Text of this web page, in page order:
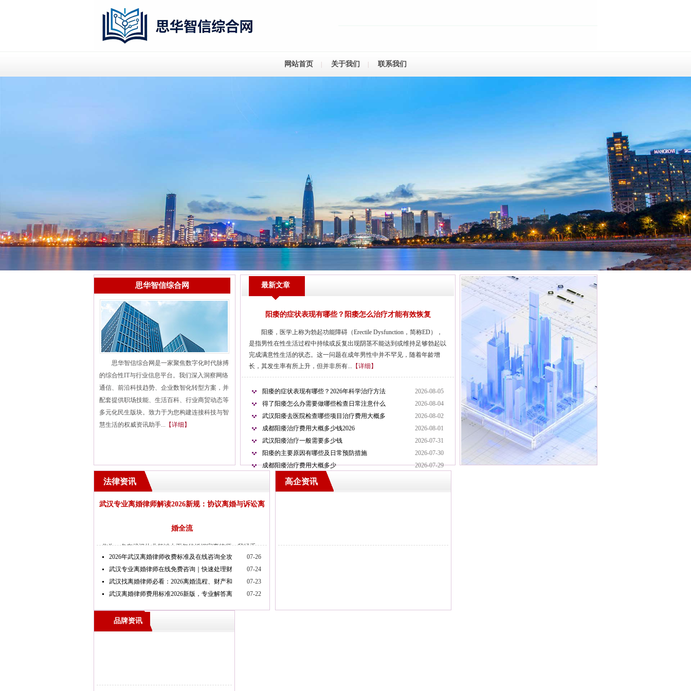
网站首页 关于我们 联系我们
思华智信综合网
思华智信综合网是一家聚焦数字化时代脉搏
的综合性IT与行业信息平台。我们深入洞察网络
通信、前沿科技趋势、企业数智化转型方案，并
配套提供职场技能、生活百科、行业商贸动态等
多元化民生版块。致力于为您构建连接科技与智
慧生活的权威资讯助手... 【详细】
最新文章
阳痿的症状表现有哪些？阳痿怎么治疗才能有效恢复
阳痿，医学上称为勃起功能障碍（Erectile Dysfunction，简称ED），
是指男性在性生活过程中持续或反复出现阴茎不能达到或维持足够勃起以
完成满意性生活的状态。这一问题在成年男性中并不罕见，随着年龄增
长，其发生率有所上升，但并非所有... 【详细】
2026-08-05
阳痿的症状表现有哪些？2026年科学治疗方法
2026-08-04
得了阳痿怎么办需要做哪些检查日常注意什么
2026-08-02
武汉阳痿去医院检查哪些项目治疗费用大概多
2026-08-01
成都阳痿治疗费用大概多少钱2026
2026-07-31
武汉阳痿治疗一般需要多少钱
2026-07-30
阳痿的主要原因有哪些及日常预防措施
2026-07-29
成都阳痿治疗费用大概多少
法律资讯
武汉专业离婚律师解读2026新规：协议离婚与诉讼离
婚全流
作为一名在武汉执业超过十五年的婚姻家事律师，我经手
过上千起离婚案件。这些年我深刻地感受到，...【详细】
2026年武汉离婚律师收费标准及在线咨询全攻
07-26
武汉专业离婚律师在线免费咨询｜快速处理财
07-24
武汉找离婚律师必看：2026离婚流程、财产和
07-23
武汉离婚律师费用标准2026新版，专业解答离
07-22
高企资讯
品牌资讯